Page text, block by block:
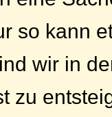
so kann
wir in
zu